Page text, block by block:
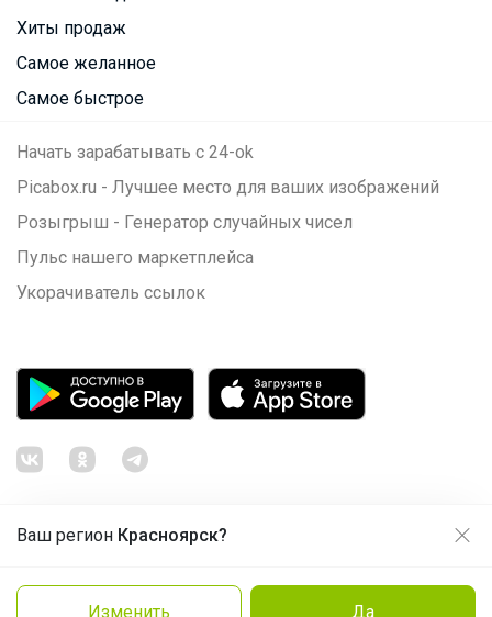
Ваш регион Красноярск?
Изменить Да
Хиты продаж
Самое желанное
Самое быстрое
Начать зарабатывать с 24-ok
Picabox.ru - Лучшее место для ваших изображений
Розыгрыш - Генератор случайных чисел
Пульс нашего маркетплейса
Укорачиватель ссылок
Политика конфиденциальности
Продолжая использовать этот сайт и нажимая кнопку